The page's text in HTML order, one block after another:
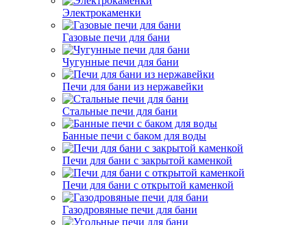
Электрокаменки
Газовые печи для бани
Чугунные печи для бани
Печи для бани из нержавейки
Стальные печи для бани
Банные печи с баком для воды
Печи для бани с закрытой каменкой
Печи для бани с открытой каменкой
Газодровяные печи для бани